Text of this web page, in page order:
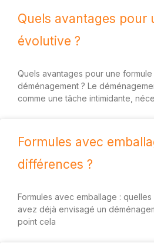
Quels avantages pour
évolutive ?
Quels avantages pour une
déménagement ? Le
comme une tâche intimidante,
Formules avec
différences ?
Formules avec emballage :
avez déjà envisagé un
point cela